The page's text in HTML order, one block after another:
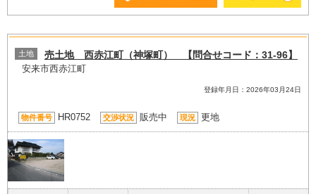
土地 売土地 西赤江町（神塚町） 【問合せコード：31-96】
安来市西赤江町
登録年月日：2026年03月24日
物件番号 HR0752 交渉状況 販売中 現況 更地